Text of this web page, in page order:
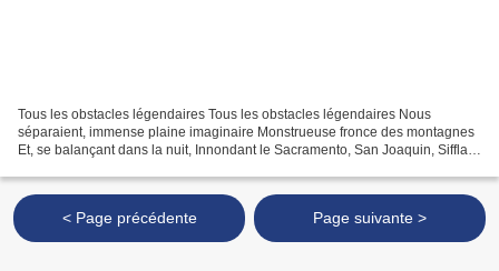
Tous les obstacles légendaires Tous les obstacles légendaires Nous
séparaient, immense plaine imaginaire Monstrueuse fronce des montagnes
Et, se balançant dans la nuit, Innondant le Sacramento, San Joaquin, Sifflant
< Page précédente Page suivante >